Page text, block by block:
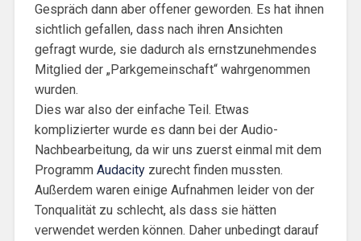
Gespräch dann aber offener geworden. Es hat ihnen
sichtlich gefallen, dass nach ihren Ansichten
gefragt wurde, sie dadurch als ernstzunehmendes
Mitglied der „Parkgemeinschaft“ wahrgenommen
wurden.
Dies war also der einfache Teil. Etwas
komplizierter wurde es dann bei der Audio-
Nachbearbeitung, da wir uns zuerst einmal mit dem
Programm Audacityzurecht finden mussten.
Außerdem waren einige Aufnahmen leider von der
Tonqualität zu schlecht, als dass sie hätten
verwendet werden können. Daher unbedingt darauf